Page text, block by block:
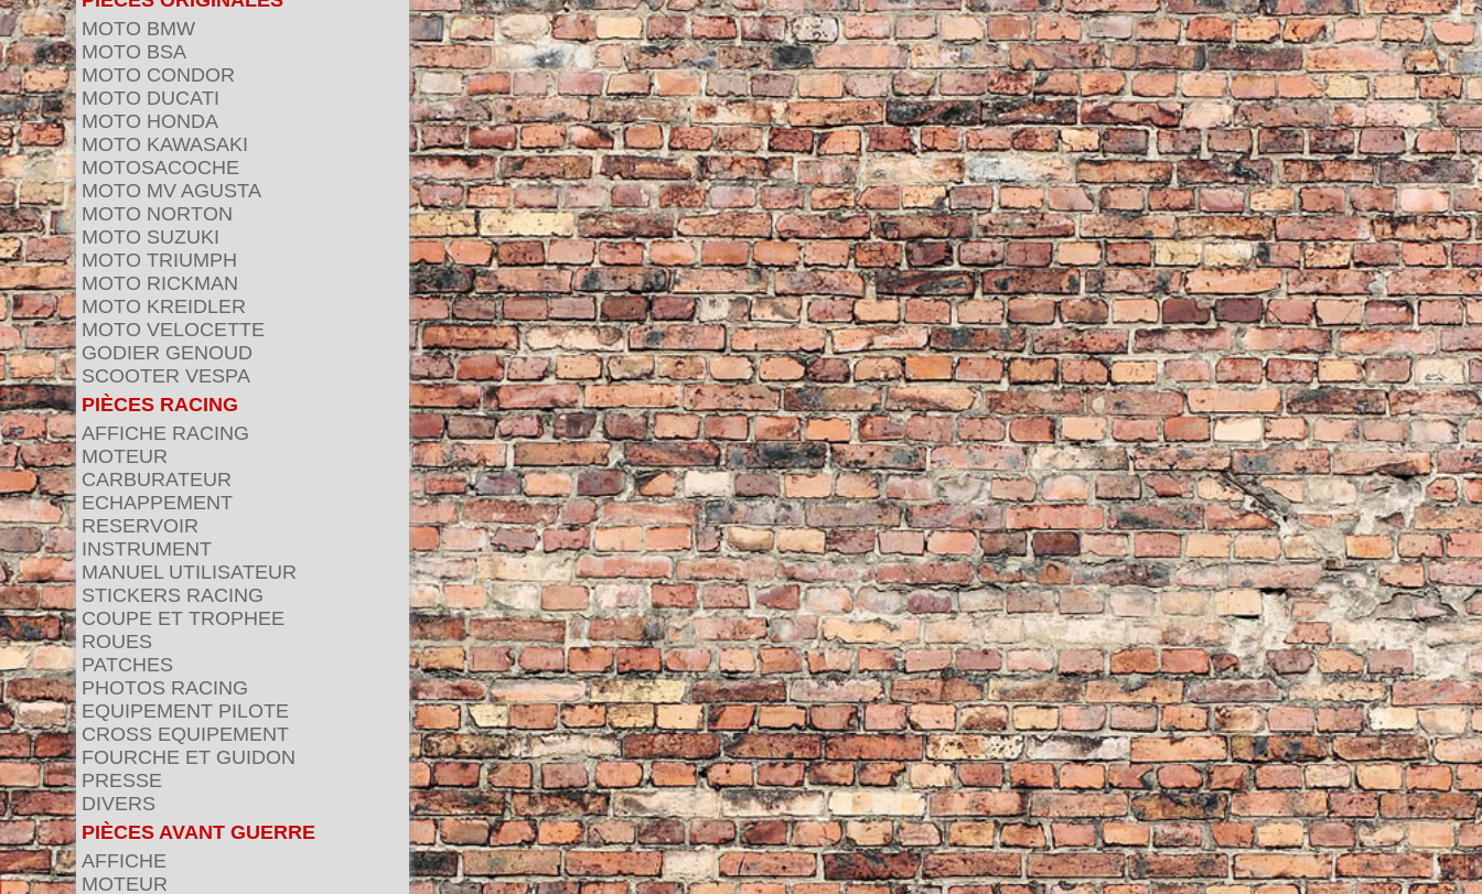
MOTO BMW
MOTO BSA
MOTO CONDOR
MOTO DUCATI
MOTO HONDA
MOTO KAWASAKI
MOTOSACOCHE
MOTO MV AGUSTA
MOTO NORTON
MOTO SUZUKI
MOTO TRIUMPH
MOTO RICKMAN
MOTO KREIDLER
MOTO VELOCETTE
GODIER GENOUD
SCOOTER VESPA
PIÈCES RACING
AFFICHE RACING
MOTEUR
CARBURATEUR
ECHAPPEMENT
RESERVOIR
INSTRUMENT
MANUEL UTILISATEUR
STICKERS RACING
COUPE ET TROPHEE
ROUES
PATCHES
PHOTOS RACING
EQUIPEMENT PILOTE
CROSS EQUIPEMENT
FOURCHE ET GUIDON
PRESSE
DIVERS
PIÈCES AVANT GUERRE
AFFICHE
MOTEUR